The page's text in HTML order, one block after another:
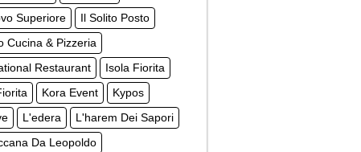
Superiore
Il Solito Posto
Cucina & Pizzeria
Restaurant
Isola Fiorita
Kora Event
Kypos
L'edera
L'harem Dei Sapori
Da Leopoldo